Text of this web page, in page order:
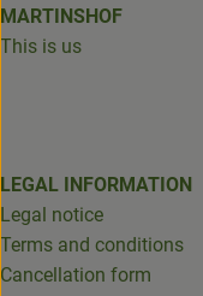
MARTINSHOF
This is us
LEGAL INFORMATION
Legal notice
Terms and conditions
Cancellation form